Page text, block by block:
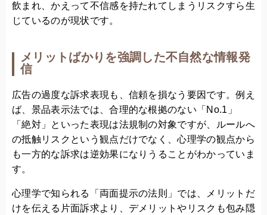
飲まれ、かえって不信感を持たれてしまうリスクすら生
じているのが現状です。
メリットばかりを強調した不自然な情報発
信
広告の過度な訴求表現も、信頼を損なう要因です。例え
ば、景品表示法では、合理的な根拠のない「No.1」
「絶対」といった表現は法規制の対象ですが、ルールへ
の抵触リスクという観点だけでなく、心理学の観点から
も一方的な訴求は逆効果になりうることがわかっていま
す。
心理学で知られる「両面提示の法則」では、メリットだ
けを伝える片面訴求より、デメリットやリスクも包み隠